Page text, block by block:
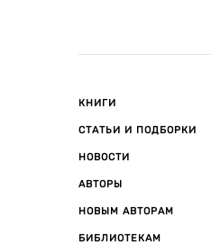
КНИГИ
СТАТЬИ И ПОДБОРКИ
НОВОСТИ
АВТОРЫ
НОВЫМ АВТОРАМ
БИБЛИОТЕКАМ